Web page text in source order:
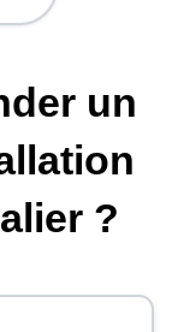
un
?